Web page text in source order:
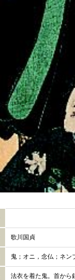
歌川国貞
鬼；オニ，念仏；ネン
法衣を着た鬼。首から